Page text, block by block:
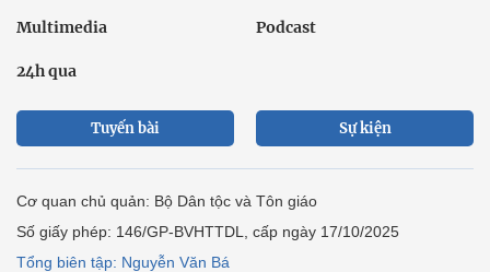
Multimedia Podcast
24h qua
Tuyến bài Sự kiện
Cơ quan chủ quản: Bộ Dân tộc và Tôn giáo
Số giấy phép: 146/GP-BVHTTDL, cấp ngày 17/10/2025
Tổng biên tập: Nguyễn Văn Bá